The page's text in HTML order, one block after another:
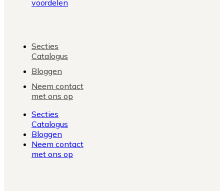
voordelen
Secties
Catalogus
Bloggen
Neem contact
met ons op
Secties
Catalogus
Bloggen
Neem contact
met ons op